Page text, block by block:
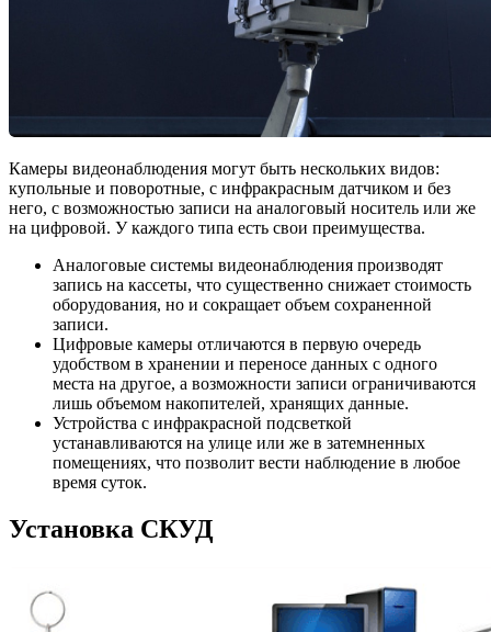
Камеры видеонаблюдения могут быть нескольких видов:
купольные и поворотные, с инфракрасным датчиком и без
него, с возможностью записи на аналоговый носитель или же
на цифровой. У каждого типа есть свои преимущества.
Аналоговые системы видеонаблюдения производят
запись на кассеты, что существенно снижает стоимость
оборудования, но и сокращает объем сохраненной
записи.
Цифровые камеры отличаются в первую очередь
удобством в хранении и переносе данных с одного
места на другое, а возможности записи ограничиваются
лишь объемом накопителей, хранящих данные.
Устройства с инфракрасной подсветкой
устанавливаются на улице или же в затемненных
помещениях, что позволит вести наблюдение в любое
время суток.
Установка СКУД